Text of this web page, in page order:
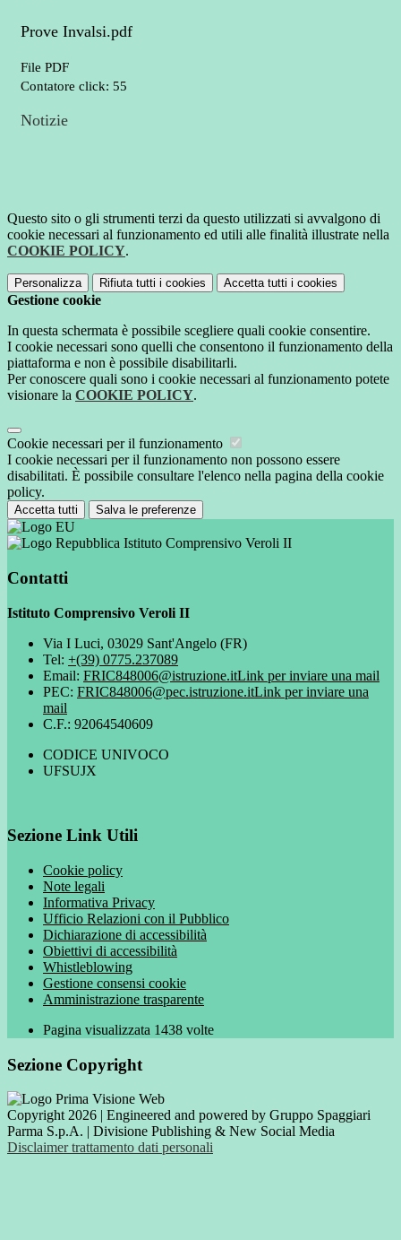
Prove Invalsi.pdf
File PDF
Contatore click: 55
Notizie
Questo sito o gli strumenti terzi da questo utilizzati si avvalgono di
cookie necessari al funzionamento ed utili alle finalità illustrate nella
COOKIE POLICY.
Personalizza Rifiuta tutti i cookies Accetta tutti i cookies
Gestione cookie
In questa schermata è possibile scegliere quali cookie consentire.
I cookie necessari sono quelli che consentono il funzionamento della
piattaforma e non è possibile disabilitarli.
Per conoscere quali sono i cookie necessari al funzionamento potete
visionare la COOKIE POLICY.
Cookie necessari per il funzionamento
I cookie necessari per il funzionamento non possono essere
disabilitati. È possibile consultare l'elenco nella pagina della cookie
policy.
Accetta tutti Salva le preferenze
Istituto Comprensivo Veroli II
Contatti
Istituto Comprensivo Veroli II
Via I Luci, 03029 Sant'Angelo (FR)
Tel: +(39) 0775.237089
Email: FRIC848006@istruzione.itLink per inviare una mail
PEC: FRIC848006@pec.istruzione.itLink per inviare una
mail
C.F.: 92064540609
CODICE UNIVOCO
UFSUJX
Sezione Link Utili
Cookie policy
Note legali
Informativa Privacy
Ufficio Relazioni con il Pubblico
Dichiarazione di accessibilità
Obiettivi di accessibilità
Whistleblowing
Gestione consensi cookie
Amministrazione trasparente
Pagina visualizzata 1438 volte
Sezione Copyright
Copyright 2026 | Engineered and powered by Gruppo Spaggiari
Parma S.p.A. | Divisione Publishing & New Social Media
Disclaimer trattamento dati personali